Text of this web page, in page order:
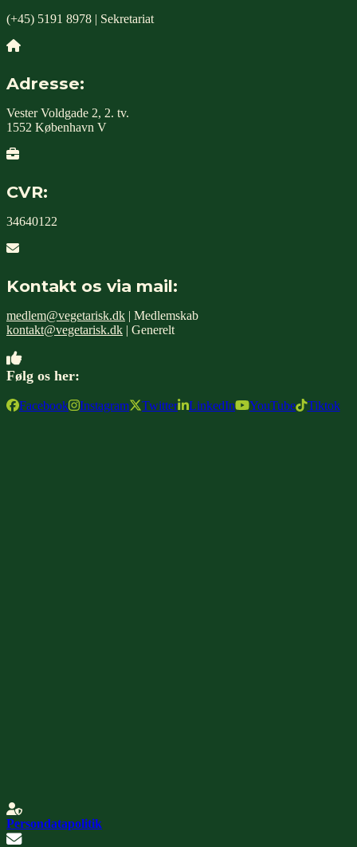
(+45) 5191 8978 | Sekretariat
Adresse:
Vester Voldgade 2, 2. tv.
1552 København V
CVR:
34640122
Kontakt os via mail:
medlem@vegetarisk.dk | Medlemskab
kontakt@vegetarisk.dk | Generelt
Følg os her:
Facebook Instagram Twitter LinkedIn YouTube Tiktok
Persondatapolitik